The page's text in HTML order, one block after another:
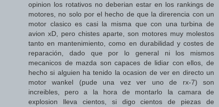
opinion los rotativos no deberian estar en los rankings de
motores, no solo por el hecho de que la direrencia con un
motor clasico es casi la misma que con una turbina de
avion xD, pero chistes aparte, son motores muy molestos
tanto en mantenimiento, como en durabilidad y costes de
reparación, dado que por lo general ni los mismos
mecanicos de mazda son capaces de lidiar con ellos, de
hecho si alguien ha tenido la ocasion de ver en directo un
motor wankel (pude una vez ver uno de rx-7) son
increibles, pero a la hora de montarlo la camara de
explosion lleva cientos, si digo cientos de piezas de